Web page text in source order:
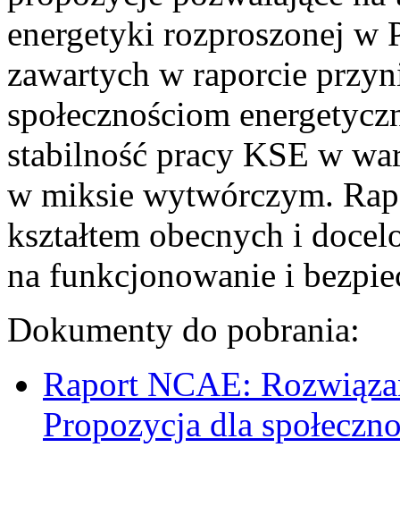
energetyki rozproszonej w
zawartych w raporcie
społecznościom
stabilność pracy KSE w
w miksie wytwórczym.
kształtem obecnych i
na funkcjonowanie i
Dokumenty do pobrania:
Raport NCAE:
Propozycja dla